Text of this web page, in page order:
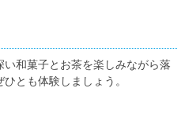
和菓子とお茶を楽しみながら落
とも体験しましょう。